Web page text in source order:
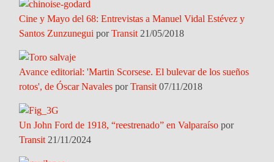
Cine y Mayo del 68: Entrevistas a Manuel Vidal Estévez y
Santos Zunzunegui porTransit 21/05/2018
Avance editorial: 'Martin Scorsese. El bulevar de los sueños
rotos', de Óscar Navales porTransit 07/11/2018
Un John Ford de 1918, “reestrenado” en Valparaíso por
Transit 21/11/2024